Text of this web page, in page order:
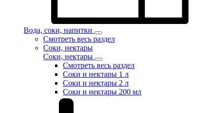
Вода, соки, напитки
Смотреть весь раздел
Соки, нектары
Соки, нектары
Смотреть весь раздел
Соки и нектары 1 л
Соки и нектары 2 л
Соки и нектары 200 мл